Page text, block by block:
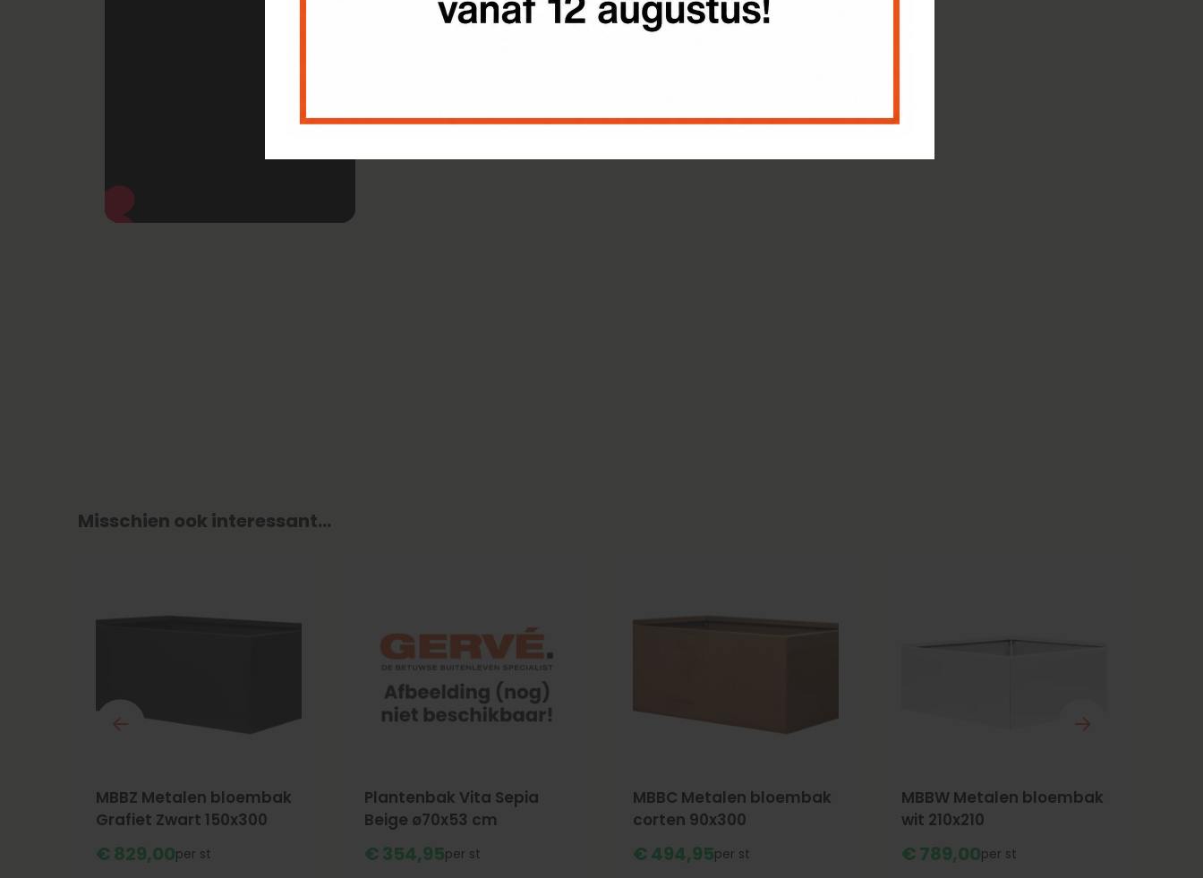
Misschien ook interessant...
MBBZ Metalen bloembak
Grafiet Zwart 150x300
€829,00 st
Plantenbak Vita Sepia
Beige ø70x53 cm
€354,95 st
MBBC Metalen bloembak
corten 90x300
€494,95 st
MBBW Metalen bloembak
wit 210x210
€789,00 st